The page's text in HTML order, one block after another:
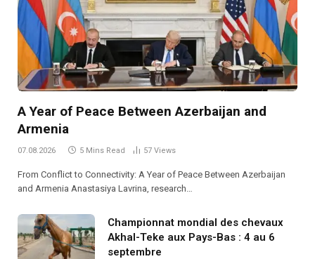
A Year of Peace Between Azerbaijan and
Armenia
07.08.2026 5 Mins Read 57 Views
From Conflict to Connectivity: A Year of Peace Between Azerbaijan
and Armenia Anastasiya Lavrina, research…
Championnat mondial des chevaux
Akhal-Teke aux Pays-Bas : 4 au 6
septembre